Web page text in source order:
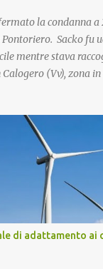
la condanna
Sacko fu
mentre stava
(Vv), zona in
Gallo (Sr) e
riconosciuto
carcere sia in primo
l'omicidio di
all'allora
nella vicenda vi era
provincia ha
Stato ha il dovere di
di adattamento ai